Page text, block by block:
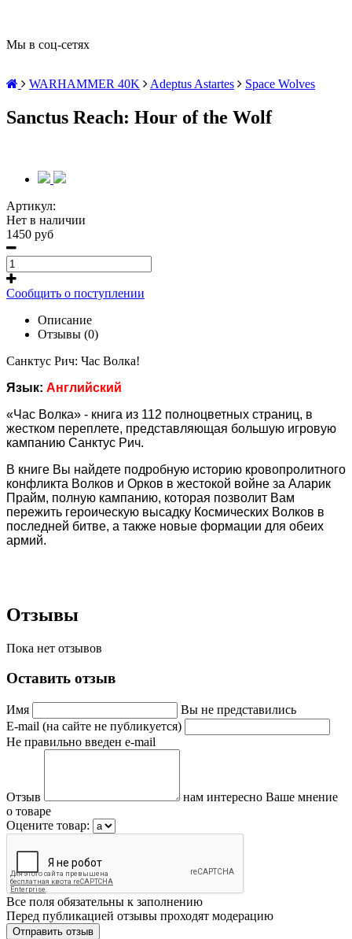
Мы в соц-сетях
WARHAMMER 40K Adeptus Astartes Space Wolves
Sanctus Reach: Hour of the Wolf
Артикул:
Нет в наличии
1450 руб
Сообщить о поступлении
Описание
Отзывы (0)
Санктус Рич: Час Волка!
Язык: Английский
«Час Волка» - книга из 112 полноцветных страниц, в
жестком переплете, представляющая большую игровую
кампанию Санктус Рич.
В книге Вы найдете подробную историю кровопролитного
конфликта Волков и Орков в жестокой войне за Аларик
Прайм, полную кампанию, которая позволит Вам
пережить героическую высадку Космических Волков в
последней битве, а также новые формации для обеих
армий.
Отзывы
Пока нет отзывов
Оставить отзыв
Имя
Вы не представились
E-mail (на сайте не публикуется)
Не правильно введен e-mail
Отзыв
нам интересно Ваше мнение
о товаре
Оцените товар:
Все поля обязательны к заполнению
Перед публикацией отзывы проходят модерацию